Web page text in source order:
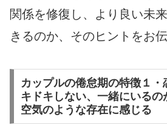
関係を修復し、より良い未
きるのか、そのヒントをお伝
カップルの倦怠期の特徴１・
キドキしない、一緒にいるの
空気のような存在に感じる